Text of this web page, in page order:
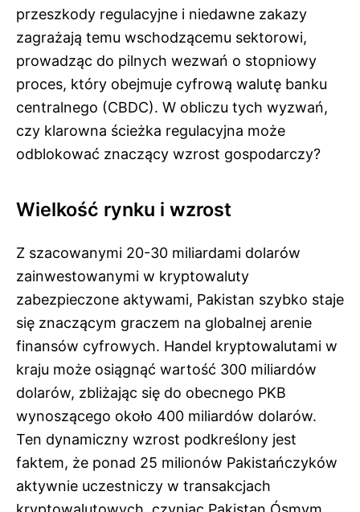
przeszkody regulacyjne i niedawne zakazy
zagrażają temu wschodzącemu sektorowi,
prowadząc do pilnych wezwań o stopniowy
proces, który obejmuje cyfrową walutę banku
centralnego (CBDC). W obliczu tych wyzwań,
czy klarowna ścieżka regulacyjna może
odblokować znaczący wzrost gospodarczy?
Wielkość rynku i wzrost
Z szacowanymi 20-30 miliardami dolarów
zainwestowanymi w kryptowaluty
zabezpieczone aktywami, Pakistan szybko staje
się znaczącym graczem na globalnej arenie
finansów cyfrowych. Handel kryptowalutami w
kraju może osiągnąć wartość 300 miliardów
dolarów, zbliżając się do obecnego PKB
wynoszącego około 400 miliardów dolarów.
Ten dynamiczny wzrost podkreślony jest
faktem, że ponad 25 milionów Pakistańczyków
aktywnie uczestniczy w transakcjach